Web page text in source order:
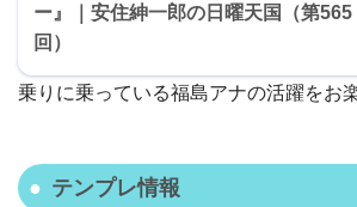
ー』｜安住紳一郎の日曜天国（第565
回）
乗りに乗っている福島アナの活躍をお
テンプレ情報